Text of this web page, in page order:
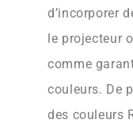
d’incorporer
le projecteur
comme
couleurs. De
des couleurs